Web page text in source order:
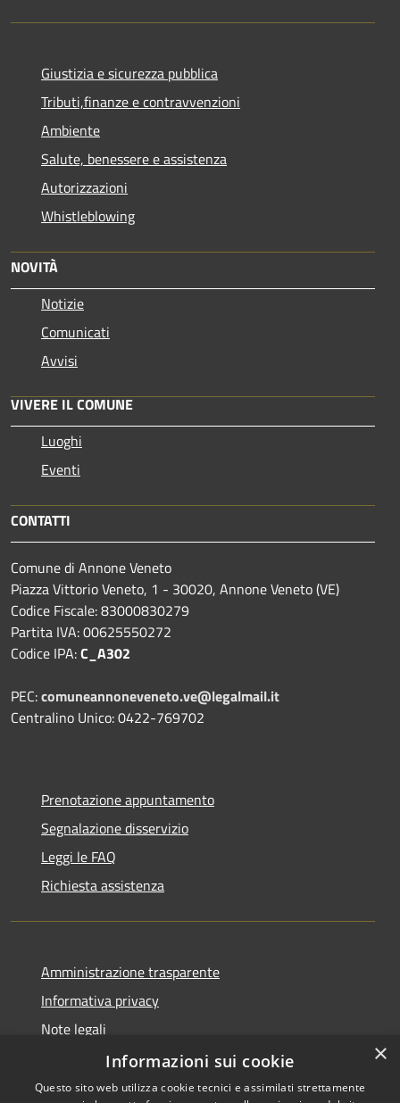
Giustizia e sicurezza pubblica
Tributi,finanze e contravvenzioni
Ambiente
Salute, benessere e assistenza
Autorizzazioni
Whistleblowing
NOVITÀ
Notizie
Comunicati
Avvisi
VIVERE IL COMUNE
Luoghi
Eventi
CONTATTI
Comune di Annone Veneto
Piazza Vittorio Veneto, 1 - 30020, Annone Veneto (VE)
Codice Fiscale: 83000830279
Partita IVA: 00625550272
Codice IPA:C_A302
PEC:comuneannoneveneto.ve@legalmail.it
Centralino Unico: 0422-769702
Prenotazione appuntamento
Segnalazione disservizio
Leggi le FAQ
Richiesta assistenza
Amministrazione trasparente
Informativa privacy
Note legali
Dichiarazione di accessibilità
×
Informazioni sui cookie
Questo sito web utilizza cookie tecnici e assimilati strettamente